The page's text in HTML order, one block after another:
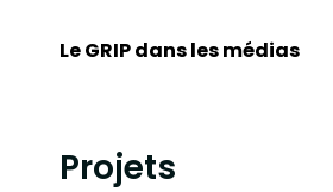
Le GRIP dans les médias
Projets